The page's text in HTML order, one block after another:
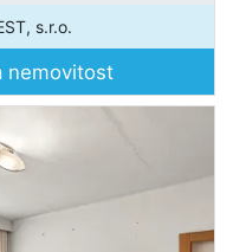
s.r.o.
nemovitost